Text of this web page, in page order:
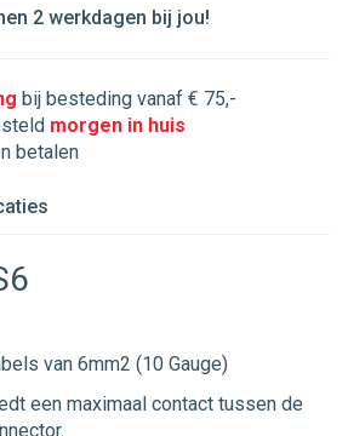
2 werkdagen bij jou!
bij besteding vanaf € 75,-
morgen in huis
betalen
van 6mm2 (10 Gauge)
een maximaal contact tussen de